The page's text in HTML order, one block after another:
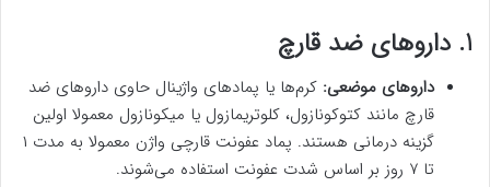
1. داروهای ضد قارچ
داروهای موضعی: کرم‌ها یا پماد‌های واژینال حاوی داروهای ضد
قارچ مانند کتوکونازول، کلوتریمازول یا میکونازول معمولا اولین
گزینه درمانی هستند. پماد عفونت قارچی واژن معمولا به مدت ۱
تا ۷ روز بر اساس شدت عفونت استفاده می‌شوند.